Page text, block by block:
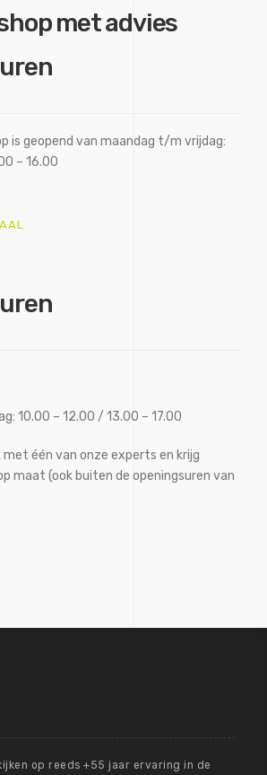
met advies
is geopend van maandag t/m vrijdag:
– 16.00
10.00 – 12.00 / 13.00 – 17.00
met één van onze experts en krijg
maat (ook buiten de openingsuren van
op reeds +55 jaar ervaring in de